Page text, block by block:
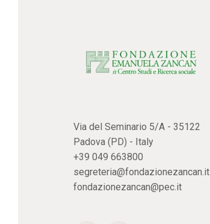
Via del Seminario 5/A - 35122
Padova (PD) - Italy
+39 049 663800
segreteria@fondazionezancan.it
fondazionezancan@pec.it